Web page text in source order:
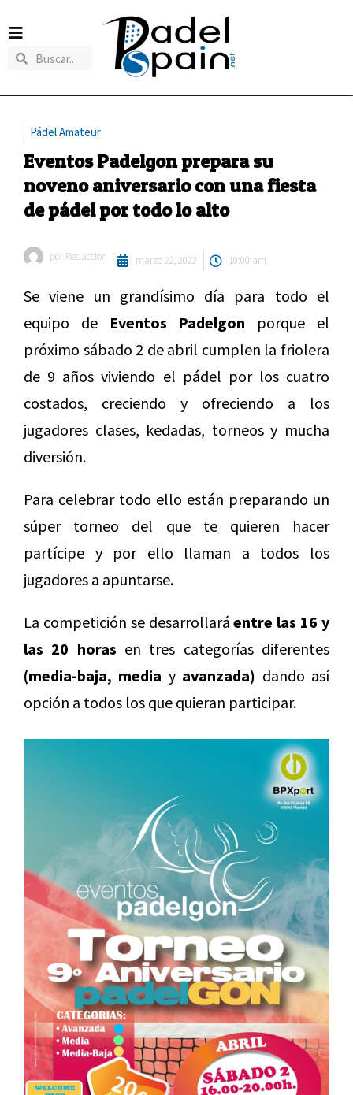
Pádel Amateur
Eventos Padelgon prepara su
noveno aniversario con una fiesta
de pádel por todo lo alto
por Redaccion marzo 22, 2022 10:00 am
Se viene un grandísimo día para todo el
equipo de Eventos Padelgon porque el
próximo sábado 2 de abril cumplen la friolera
de 9 años viviendo el pádel por los cuatro
costados, creciendo y ofreciendo a los
jugadores clases, kedadas, torneos y mucha
diversión.
Para celebrar todo ello están preparando un
súper torneo del que te quieren hacer
partícipe y por ello llaman a todos los
jugadores a apuntarse.
La competición se desarrollaráentre las 16 y
las 20 horas en tres categorías diferentes
(media-baja, media y avanzada) dando así
opción a todos los que quieran participar.